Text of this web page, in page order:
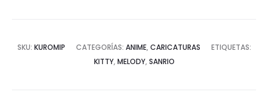
SKU: KUROMIP CATEGORÍAS: ANIME, CARICATURAS
ETIQUETAS:
KITTY, MELODY, SANRIO